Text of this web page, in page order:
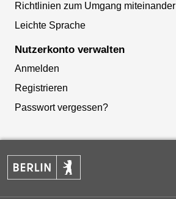
Richtlinien zum Umgang miteinander
Leichte Sprache
Nutzerkonto verwalten
Anmelden
Registrieren
Passwort vergessen?